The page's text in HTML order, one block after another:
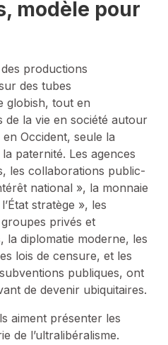
modèle pour
productions
des tubes
globish, tout en
de la vie en société autour
Occident, seule la
paternité. Les agences
les collaborations public-
national », la monnaie
stratège », les
privés et
la diplomatie moderne, les
lois de censure, et les
publiques, ont
de devenir ubiquitaires.
aiment présenter les
de l’ultralibéralisme.